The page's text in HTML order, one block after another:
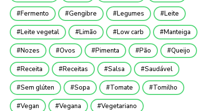
Fermento Gengibre Legumes Leite
Leite vegetal Limão Low carb Manteiga
Nozes Ovos Pimenta Pão Queijo
Receita Receitas Salsa Saudável
Sem glúten Sopa Tomate Tomilho
Vegan Vegana Vegetariano